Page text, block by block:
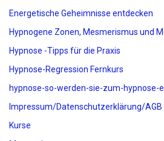
Energetische Geheimnisse entdecken
Hypnogene Zonen, Mesmerismus und
Hypnose -Tipps für die Praxis
Hypnose-Regression Fernkurs
hypnose-so-werden-sie-zum-hypnose-
Impressum/Datenschutzerklärung/AGB
Kurse